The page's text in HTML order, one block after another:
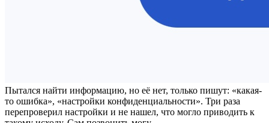
Пытался найти информацию, но её нет, только пишут: «какая-
то ошибка», «настройки конфиденциальности». Три раза
перепроверил настройки и не нашел, что могло приводить к